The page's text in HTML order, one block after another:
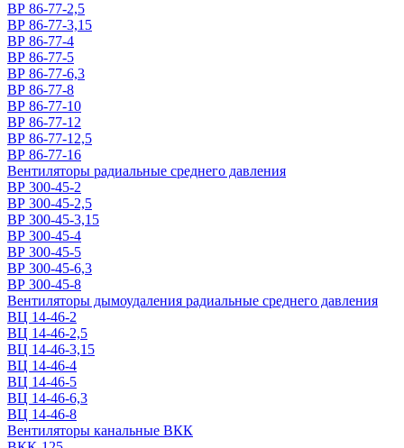
ВР 86-77-2,5
ВР 86-77-3,15
ВР 86-77-4
ВР 86-77-5
ВР 86-77-6,3
ВР 86-77-8
ВР 86-77-10
ВР 86-77-12
ВР 86-77-12,5
ВР 86-77-16
Вентиляторы радиальные среднего давления
ВР 300-45-2
ВР 300-45-2,5
ВР 300-45-3,15
ВР 300-45-4
ВР 300-45-5
ВР 300-45-6,3
ВР 300-45-8
Вентиляторы дымоудаления радиальные среднего давления
ВЦ 14-46-2
ВЦ 14-46-2,5
ВЦ 14-46-3,15
ВЦ 14-46-4
ВЦ 14-46-5
ВЦ 14-46-6,3
ВЦ 14-46-8
Вентиляторы канальные ВКК